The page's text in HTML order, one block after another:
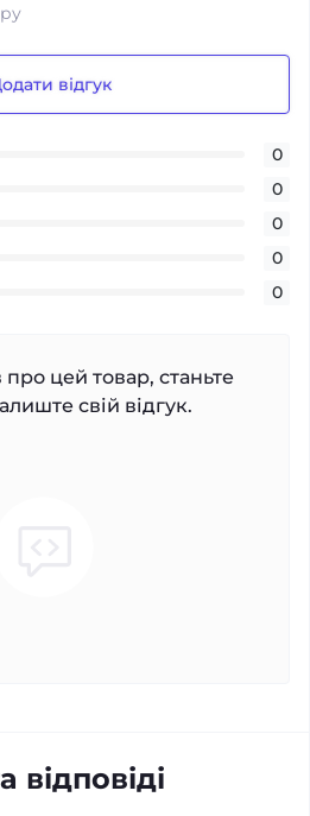
відгук
0
0
0
0
0
про цей товар, станьте
свій відгук.
відповіді